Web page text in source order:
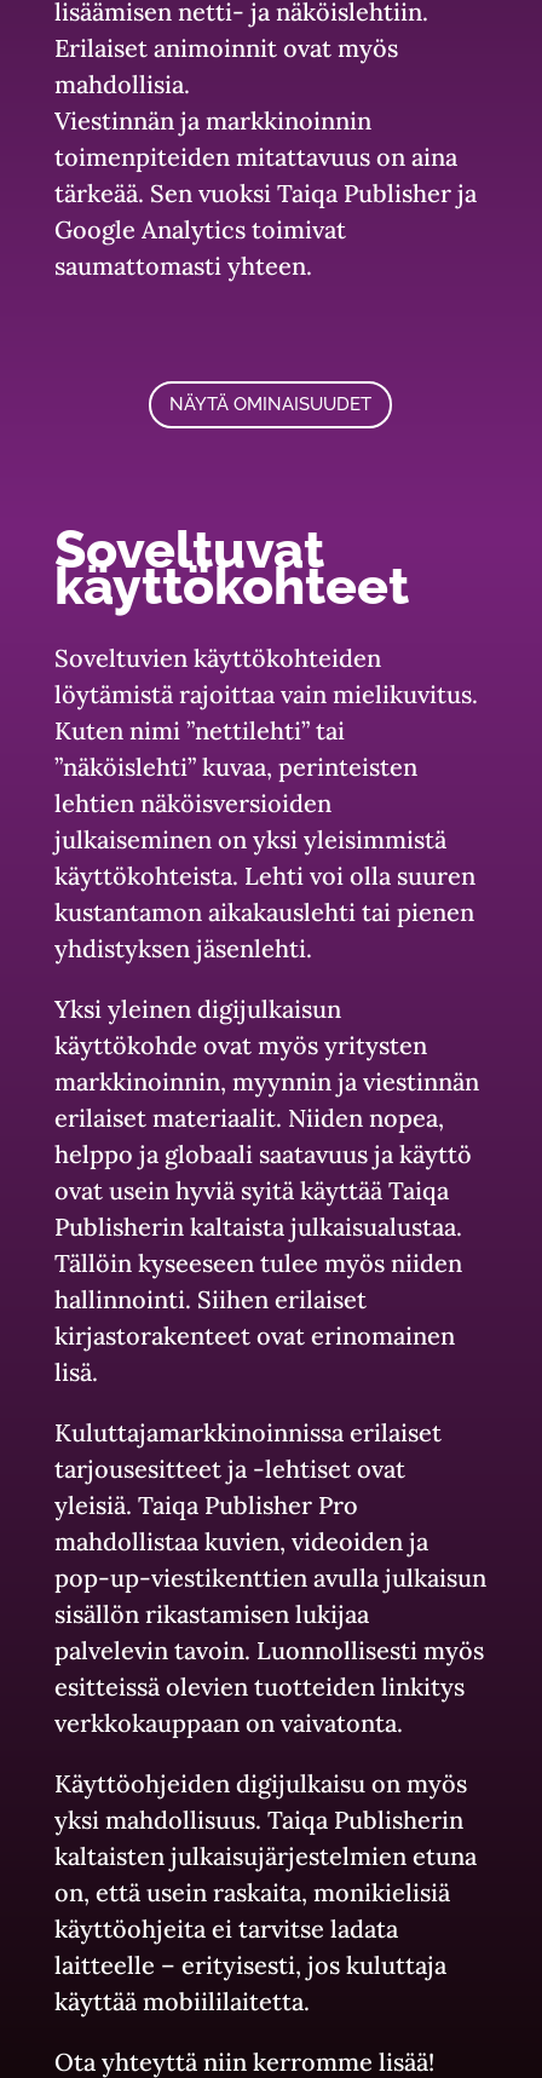
lisäämisen netti- ja näköislehtiin.
Erilaiset animoinnit ovat myös
mahdollisia.
Viestinnän ja markkinoinnin
toimenpiteiden mitattavuus on aina
tärkeää. Sen vuoksi Taiqa Publisher ja
Google Analytics toimivat
saumattomasti yhteen.
NÄYTÄ OMINAISUUDET
Soveltuvat
käyttökohteet
Soveltuvien käyttökohteiden
löytämistä rajoittaa vain mielikuvitus.
Kuten nimi ”nettilehti” tai
”näköislehti” kuvaa, perinteisten
lehtien näköisversioiden
julkaiseminen on yksi yleisimmistä
käyttökohteista. Lehti voi olla suuren
kustantamon aikakauslehti tai pienen
yhdistyksen jäsenlehti.
Yksi yleinen digijulkaisun
käyttökohde ovat myös yritysten
markkinoinnin, myynnin ja viestinnän
erilaiset materiaalit. Niiden nopea,
helppo ja globaali saatavuus ja käyttö
ovat usein hyviä syitä käyttää Taiqa
Publisherin kaltaista julkaisualustaa.
Tällöin kyseeseen tulee myös niiden
hallinnointi. Siihen erilaiset
kirjastorakenteet ovat erinomainen
lisä.
Kuluttajamarkkinoinnissa erilaiset
tarjousesitteet ja -lehtiset ovat
yleisiä. Taiqa Publisher Pro
mahdollistaa kuvien, videoiden ja
pop-up-viestikenttien avulla julkaisun
sisällön rikastamisen lukijaa
palvelevin tavoin. Luonnollisesti myös
esitteissä olevien tuotteiden linkitys
verkkokauppaan on vaivatonta.
Käyttöohjeiden digijulkaisu on myös
yksi mahdollisuus. Taiqa Publisherin
kaltaisten julkaisujärjestelmien etuna
on, että usein raskaita, monikielisiä
käyttöohjeita ei tarvitse ladata
laitteelle – erityisesti, jos kuluttaja
käyttää mobiililaitetta.
Ota yhteyttä niin kerromme lisää!